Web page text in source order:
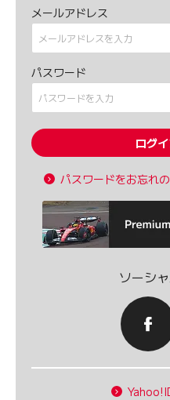
メールアドレス
パスワード
ログ
パスワードをお忘れ
ソーシ